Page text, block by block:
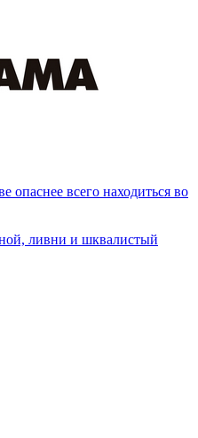
опаснее всего находиться во
ливни и шквалистый